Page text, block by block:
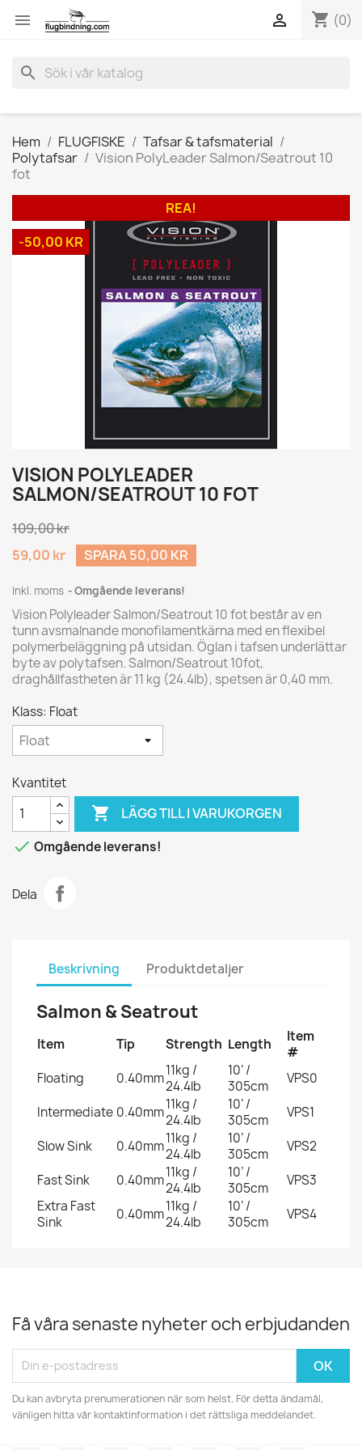
 shopping_cart (0)

search
Hem FLUGFISKE
Tafsar & tafsmaterial
Polytafsar
Vision PolyLeader Salmon/Seatrout 10
fot
REA!
-50,00 KR
VISION POLYLEADER
SALMON/SEATROUT 10 FOT
109,00 kr
59,00 kr
SPARA 50,00 KR
Inkl. moms Omgående leverans!
Vision Polyleader Salmon/Seatrout 10 fot består av en
tunn avsmalnande monofilamentkärna med en flexibel
polymerbeläggning på utsidan. Öglan i tafsen underlättar
byte av polytafsen. Salmon/Seatrout 10fot,
draghållfastheten är 11 kg (24.4lb), spetsen är 0,40 mm.
Klass: Float
Kvantitet
 LÄGG TILL I VARUKORGEN
 Omgående leverans!
Dela
Beskrivning Produktdetaljer
Salmon & Seatrout
Item Tip Strength Length
Item
#
Floating
0.40mm11kg /
24.4lb
10’ /
305cm
VPS0
Intermediate 0.40mm11kg /
24.4lb
10’ /
305cm
VPS1
Slow Sink
0.40mm11kg /
24.4lb
10’ /
305cm
VPS2
Fast Sink
0.40mm11kg /
24.4lb
10’ /
305cm
VPS3
Extra Fast
Sink
0.40mm11kg /
24.4lb
10’ /
305cm
VPS4
Få våra senaste nyheter och erbjudanden
Du kan avbryta prenumerationen när som helst. För detta ändamål,
vänligen hitta vår kontaktinformation i det rättsliga meddelandet.